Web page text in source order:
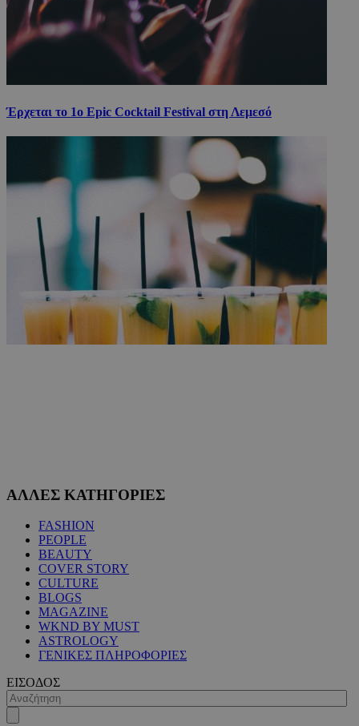
Έρχεται το 1ο Epic Cocktail Festival στη Λεμεσό
ΑΛΛΕΣ ΚΑΤΗΓΟΡΙΕΣ
FASHION
PEOPLE
BEAUTY
COVER STORY
CULTURE
BLOGS
MAGAZINE
WKND BY MUST
ASTROLOGY
ΓΕΝΙΚΕΣ ΠΛΗΡΟΦΟΡΙΕΣ
ΕΙΣΟΔΟΣ